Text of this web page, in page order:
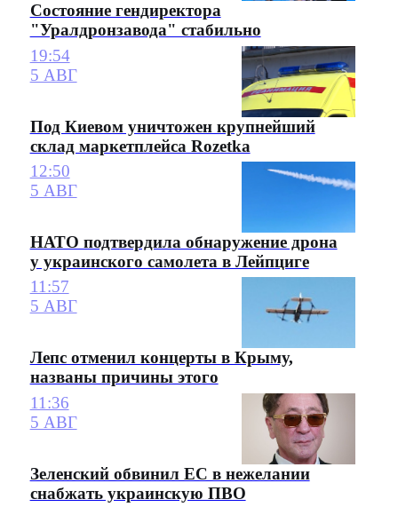
Состояние гендиректора
"Уралдронзавода" стабильно
19:54
5 АВГ
Под Киевом уничтожен крупнейший
склад маркетплейса Rozetka
12:50
5 АВГ
НАТО подтвердила обнаружение дрона
у украинского самолета в Лейпциге
11:57
5 АВГ
Лепс отменил концерты в Крыму,
названы причины этого
11:36
5 АВГ
Зеленский обвинил ЕС в нежелании
снабжать украинскую ПВО